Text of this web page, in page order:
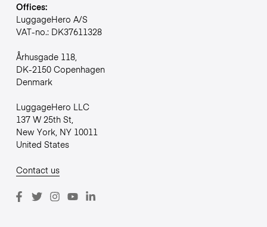
Offices:
LuggageHero A/S
VAT-no.: DK37611328
Århusgade 118,
DK-2150 Copenhagen
Denmark
LuggageHero LLC
137 W 25th St,
New York, NY 10011
United States
Contact us